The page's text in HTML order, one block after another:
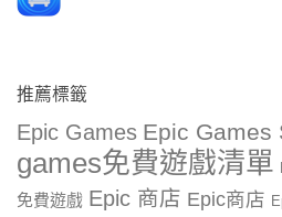
推薦標籤
Epic Games Epic Games
games免費遊戲清單
免費遊戲 Epic 商店 Epic商店